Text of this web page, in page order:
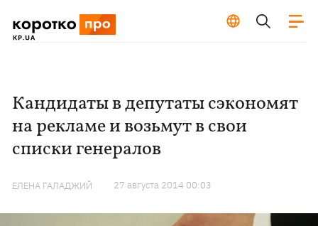
Кандидаты в депутаты сэкономят
на рекламе и возьмут в свои
списки генералов
ЕЛЕНА ГАЛАДЖИЙ 27 августа 2014 00:03